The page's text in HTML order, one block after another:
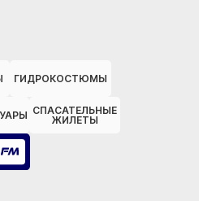
ГИДРОКОСТЮМЫ
СПАСАТЕЛЬНЫЕ
ЖИЛЕТЫ